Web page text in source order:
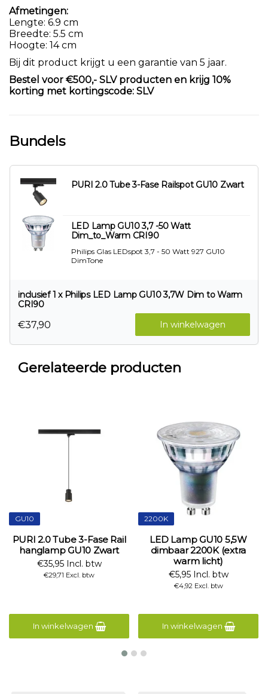
Afmetingen:
Lengte: 6.9 cm
Breedte: 5.5 cm
Hoogte: 14 cm
Bij dit product krijgt u een garantie van 5 jaar.
Bestel voor €500,- SLV producten en krijg 10%
korting met kortingscode: SLV
Bundels
PURI 2.0 Tube 3-Fase Railspot GU10 Zwart
LED Lamp GU10 3,7 -50 Watt
Dim_to_Warm CRI90
Philips Glas LEDspot 3,7 - 50 Watt 927 GU10
DimTone
inclusief 1 x Philips LED Lamp GU10 3,7W Dim to Warm
CRI90
In winkelwagen
€37,90
Gerelateerde producten
GU10
PURI 2.0 Tube 3-Fase Rail
hanglamp GU10 Zwart
€35,95 Incl. btw
€29,71 Excl. btw
In winkelwagen
2200K
LED Lamp GU10 5,5W
dimbaar 2200K (extra
warm licht)
€5,95 Incl. btw
€4,92 Excl. btw
In winkelwagen